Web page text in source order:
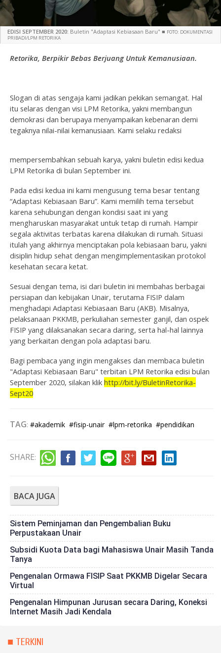
EDISI SEPTEMBER 2020: Buletin "Adaptasi Kebiasaan Baru" ■ FOTO: DOKUMENTASI
PRIBADI/LPM RETORIKA
Retorika, Berpikir Bebas Berjuang Untuk Kemanusiaan.
Slogan di atas sengaja kami jadikan pekikan semangat. Hal
itu selaras dengan visi LPM Retorika, yakni membangun
demokrasi dan berupaya menyampaikan kebenaran demi
tegaknya nilai-nilai kemanusiaan. Kami selaku redaksi
mempersembahkan sebuah karya, yakni buletin edisi kedua
LPM Retorika di bulan September ini.
Pada edisi kedua ini kami mengusung tema besar tentang
“Adaptasi Kebiasaan Baru”. Kami memilih tema tersebut
karena sehubungan dengan kondisi saat ini yang
mengharuskan masyarakat untuk tetap di rumah. Hampir
segala aktivitas terbatas karena dilakukan di rumah. Situasi
itulah yang akhirnya menciptakan pola kebiasaan baru, yakni
disiplin hidup sehat dengan mengimplementasikan protokol
kesehatan secara ketat.
Sesuai dengan tema, isi dari buletin ini membahas berbagai
persiapan dan kebijakan Unair, terutama FISIP dalam
menghadapi Adaptasi Kebiasaan Baru (AKB). Misalnya,
pelaksanaan PKKMB, perkuliahan semester ganjil, dan ospek
FISIP yang dilaksanakan secara daring, serta hal-hal lainnya
yang berkaitan dengan pola adaptasi baru.
Bagi pembaca yang ingin mengakses dan membaca buletin
"Adaptasi Kebiasaan Baru" terbitan LPM Retorika edisi bulan
September 2020, silakan klik http://bit.ly/BuletinRetorika-
Sept20
TAG: #akademik #fisip-unair #lpm-retorika #pendidikan
SHARE:
BACA JUGA
Sistem Peminjaman dan Pengembalian Buku
Perpustakaan Unair
Subsidi Kuota Data bagi Mahasiswa Unair Masih Tanda
Tanya
Pengenalan Ormawa FISIP Saat PKKMB Digelar Secara
Virtual
Pengenalan Himpunan Jurusan secara Daring, Koneksi
Internet Masih Jadi Kendala
■ TERKINI